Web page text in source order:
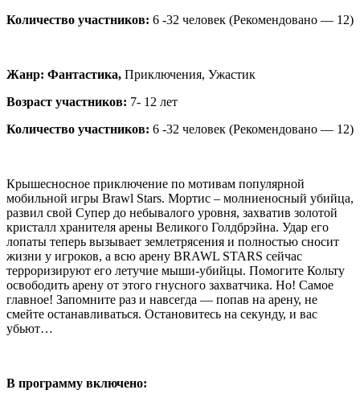
Количество участников: 6 -32 человек (Рекомендовано — 12)
Жанр: Фантастика, Приключения, Ужастик
Возраст участников: 7- 12 лет
Количество участников: 6 -32 человек (Рекомендовано — 12)
Крышесносное приключение по мотивам популярной
мобильной игры Brawl Stars. Мортис – молниеносный убийца,
развил свой Супер до небывалого уровня, захватив золотой
кристалл хранителя арены Великого Голдбрэйна. Удар его
лопаты теперь вызывает землетрясения и полностью сносит
жизни у игроков, а всю арену BRAWL STARS сейчас
терроризируют его летучие мыши-убийцы. Помогите Кольту
освободить арену от этого гнусного захватчика. Но! Самое
главное! Запомните раз и навсегда — попав на арену, не
смейте останавливаться. Остановитесь на секунду, и вас
убьют…
В программу включено: